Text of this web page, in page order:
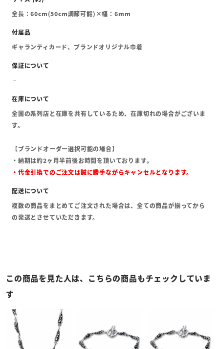
全長：60cm(50cm調節可能)×幅：6mm
ギャランティカード、ブランドオリジナル巾着
全国の系列店と在庫を共有しているため、在庫切れの場合がございま
す。
【ブランドオーダー選択可能の場合】
・納期は約2ヶ月半前後お時間を頂いております。
・代金引換でのご注文は誠に勝手ながらキャンセルとなります。
複数の商品をまとめてご注文された場合は、全ての商品が揃ってから
の発送とさせていただきます。
この商品を見た人は、こちらの商品もチェックしていま
す